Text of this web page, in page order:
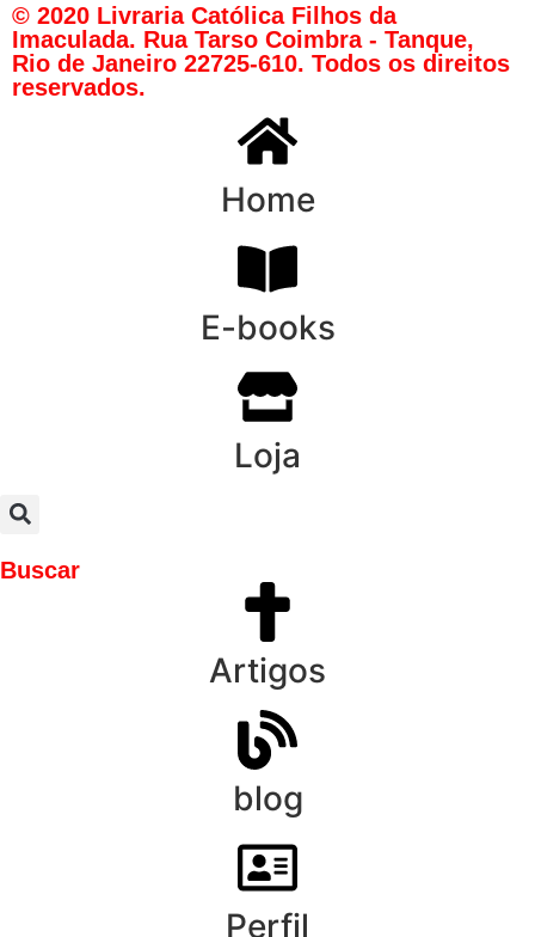
© 2020 Livraria Católica Filhos da
Imaculada. Rua Tarso Coimbra - Tanque,
Rio de Janeiro 22725-610. Todos os direitos
reservados.
Home
E-books
Loja
Buscar
Artigos
blog
Perfil